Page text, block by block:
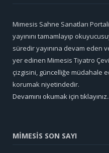
Mimesis Sahne Sanatları
yayınını tamamlayıp
süredir yayınına devam eden
yer edinen Mimesis Tiyatro
çizgisini, güncelliğe müdahale
korumak niyetindedir.
Devamını okumak için
MİMESİS SON SAYI